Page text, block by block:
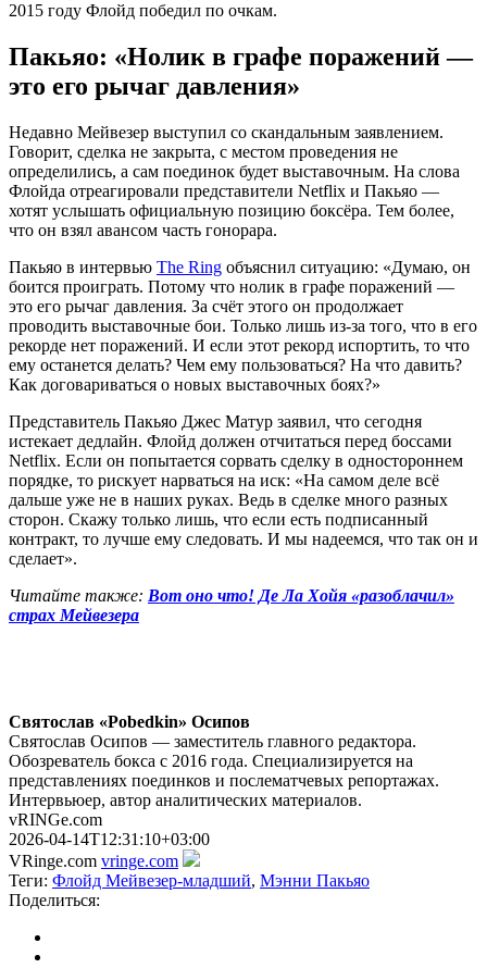
2015 году Флойд победил по очкам.
Пакьяо: «Нолик в графе поражений —
это его рычаг давления»
Недавно Мейвезер выступил со скандальным заявлением.
Говорит, сделка не закрыта, с местом проведения не
определились, а сам поединок будет выставочным. На слова
Флойда отреагировали представители Netflix и Пакьяо —
хотят услышать официальную позицию боксёра. Тем более,
что он взял авансом часть гонорара.
Пакьяо в интервью The Ring объяснил ситуацию: «Думаю, он
боится проиграть. Потому что нолик в графе поражений —
это его рычаг давления. За счёт этого он продолжает
проводить выставочные бои. Только лишь из-за того, что в его
рекорде нет поражений. И если этот рекорд испортить, то что
ему останется делать? Чем ему пользоваться? На что давить?
Как договариваться о новых выставочных боях?»
Представитель Пакьяо Джес Матур заявил, что сегодня
истекает дедлайн. Флойд должен отчитаться перед боссами
Netflix. Если он попытается сорвать сделку в одностороннем
порядке, то рискует нарваться на иск: «На самом деле всё
дальше уже не в наших руках. Ведь в сделке много разных
сторон. Скажу только лишь, что если есть подписанный
контракт, то лучше ему следовать. И мы надеемся, что так он и
сделает».
Читайте также: Вот оно что! Де Ла Хойя «разоблачил»
страх Мейвезера
Святослав «Pobedkin» Осипов
Святослав Осипов — заместитель главного редактора.
Обозреватель бокса с 2016 года. Специализируется на
представлениях поединков и послематчевых репортажах.
Интервьюер, автор аналитических материалов.
vRINGe.com
2026-04-14T12:31:10+03:00
VRinge.com vringe.com
Теги: Флойд Мейвезер-младший, Мэнни Пакьяо
Поделиться: